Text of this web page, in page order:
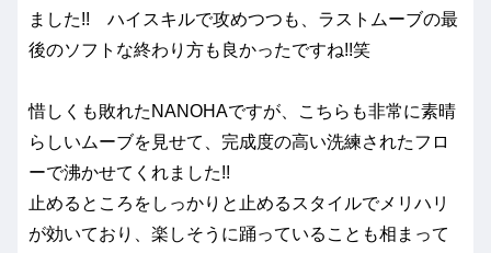
ました!! ハイスキルで攻めつつも、ラストムーブの最
後のソフトな終わり方も良かったですね!!笑
惜しくも敗れたNANOHAですが、こちらも非常に素晴
らしいムーブを見せて、完成度の高い洗練されたフロ
ーで沸かせてくれました!!
止めるところをしっかりと止めるスタイルでメリハリ
が効いており、楽しそうに踊っていることも相まって